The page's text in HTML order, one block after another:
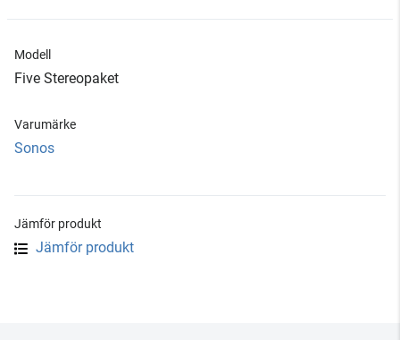
Modell
Five Stereopaket
Varumärke
Sonos
Jämför produkt
Jämför produkt